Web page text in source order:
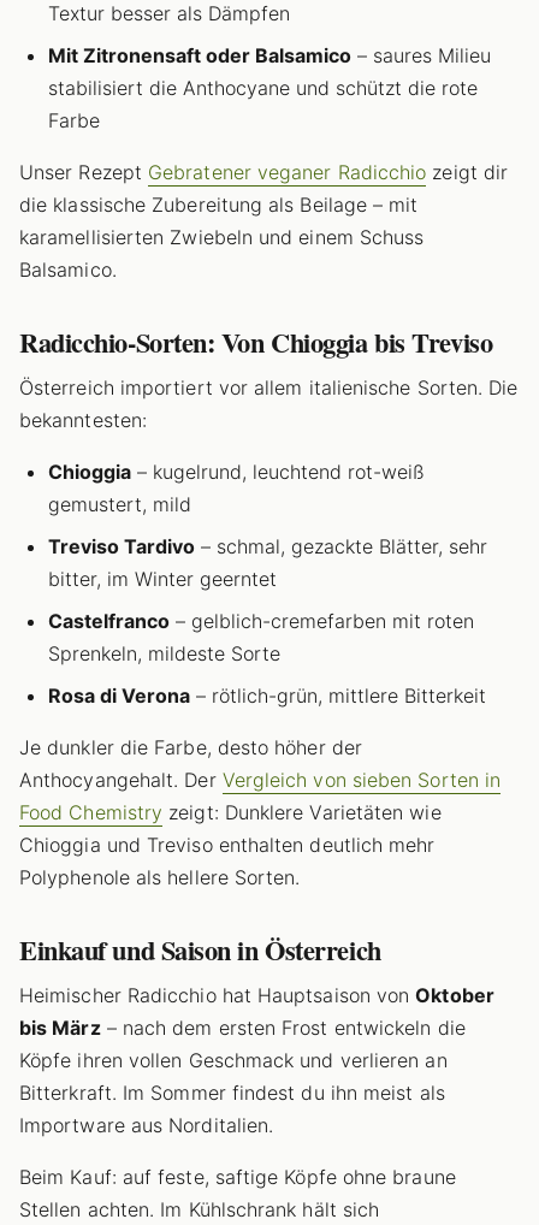
Textur besser als Dämpfen
Mit Zitronensaft oder Balsamico – saures Milieu
stabilisiert die Anthocyane und schützt die rote
Farbe
Unser Rezept Gebratener veganer Radicchio zeigt dir
die klassische Zubereitung als Beilage – mit
karamellisierten Zwiebeln und einem Schuss
Balsamico.
Radicchio-Sorten: Von Chioggia bis Treviso
Österreich importiert vor allem italienische Sorten. Die
bekanntesten:
Chioggia – kugelrund, leuchtend rot-weiß
gemustert, mild
Treviso Tardivo – schmal, gezackte Blätter, sehr
bitter, im Winter geerntet
Castelfranco – gelblich-cremefarben mit roten
Sprenkeln, mildeste Sorte
Rosa di Verona – rötlich-grün, mittlere Bitterkeit
Je dunkler die Farbe, desto höher der
Anthocyangehalt. Der Vergleich von sieben Sorten in
Food Chemistry zeigt: Dunklere Varietäten wie
Chioggia und Treviso enthalten deutlich mehr
Polyphenole als hellere Sorten.
Einkauf und Saison in Österreich
Heimischer Radicchio hat Hauptsaison vonOktober
bis März– nach dem ersten Frost entwickeln die
Köpfe ihren vollen Geschmack und verlieren an
Bitterkraft. Im Sommer findest du ihn meist als
Importware aus Norditalien.
Beim Kauf: auf feste, saftige Köpfe ohne braune
Stellen achten. Im Kühlschrank hält sich